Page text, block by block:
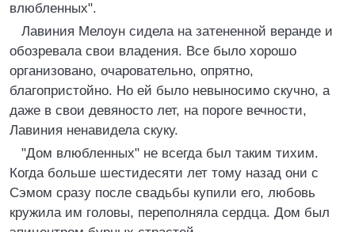
влюбленных".
Лавиния Мелоун сидела на затененной веранде и
обозревала свои владения. Все было хорошо
организовано, очаровательно, опрятно,
благопристойно. Но ей было невыносимо скучно, а
даже в свои девяносто лет, на пороге вечности,
Лавиния ненавидела скуку.
"Дом влюбленных" не всегда был таким тихим.
Когда больше шестидесяти лет тому назад они с
Сэмом сразу после свадьбы купили его, любовь
кружила им головы, переполняла сердца. Дом был